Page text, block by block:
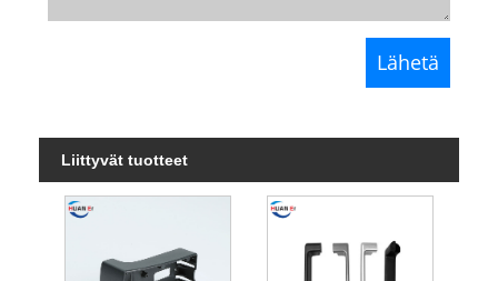
Liittyvät tuotteet